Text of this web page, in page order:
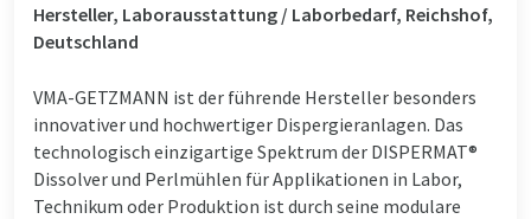
Hersteller, Laborausstattung / Laborbedarf, Reichshof,
Deutschland
VMA-GETZMANN ist der führende Hersteller besonders
innovativer und hochwertiger Dispergieranlagen. Das
technologisch einzigartige Spektrum der DISPERMAT®
Dissolver und Perlmühlen für Applikationen in Labor,
Technikum oder Produktion ist durch seine modulare